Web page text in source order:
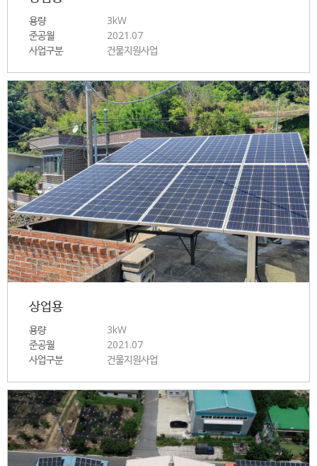
용량
3kW
준공월
2021.07
사업구분
건물지원사업
상업용
용량
3kW
준공월
2021.07
사업구분
건물지원사업